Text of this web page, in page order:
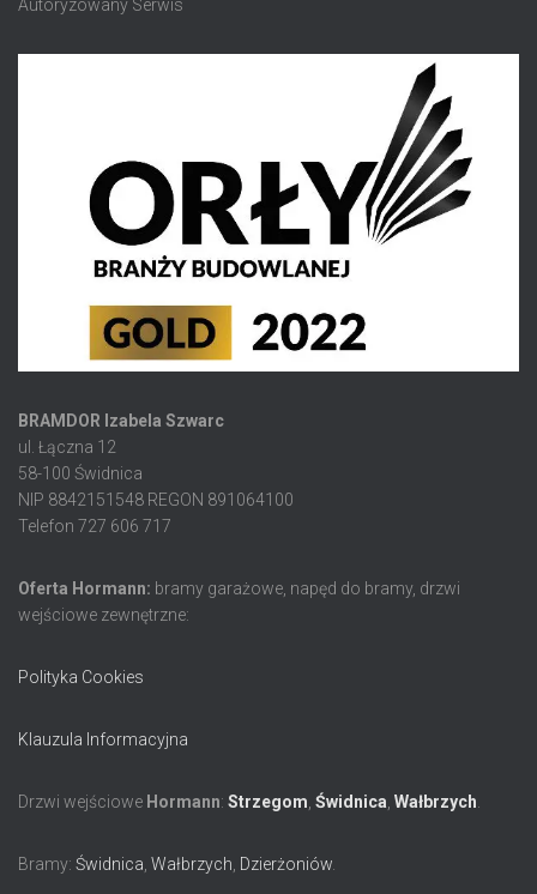
Autoryzowany Serwis
BRAMDOR Izabela Szwarc
ul. Łączna 12
58-100 Świdnica
NIP 8842151548 REGON 891064100
Telefon 727 606 717
Oferta Hormann: bramy garażowe, napęd do bramy, drzwi
wejściowe zewnętrzne:
Polityka Cookies
Klauzula Informacyjna
Drzwi wejściowe Hormann: Strzegom Świdnica Wałbrzych
Bramy: Świdnica Wałbrzych Dzierżoniów